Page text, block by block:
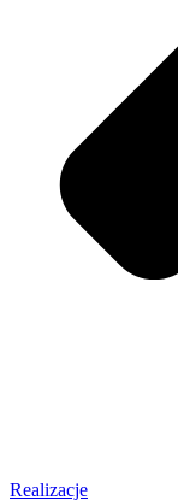
Realizacje